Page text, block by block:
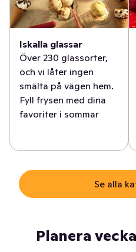
Iskalla glassar
Över 230 glassorter,
och vi låter ingen
smälta på vägen hem.
Fyll frysen med dina
favoriter i sommar
Se alla
Planera